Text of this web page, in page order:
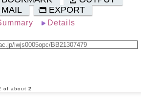
MAIL
EXPORT
Details
of about 2